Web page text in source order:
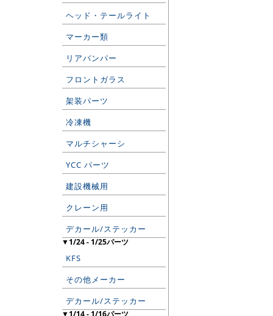
ヘッド・テールライト
マーカー類
リアバンパー
フロントガラス
架装パーツ
冷凍機
マルチシャーシ
YCC パーツ
建設機械用
クレーン用
デカール/ステッカー
▼1/24 - 1/25パーツ
KFS
その他メーカー
デカール/ステッカー
▼1/14 - 1/16パーツ